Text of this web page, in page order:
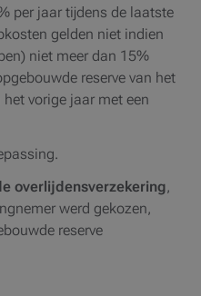
per jaar tijdens de laatste
gelden niet indien
niet meer dan 15%
reserve van het
vorige jaar met een
overlijdensverzekering,
werd gekozen,
reserve